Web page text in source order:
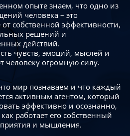
опыте знаем, что одно из
человека – это
собственной эффективности,
решений и
действий.
чувств, эмоций, мыслей и
человеку огромную силу.
мир познаваем и что каждый
активным агентом, который
эффективно и осознанно,
работает его собственный
и мышления.